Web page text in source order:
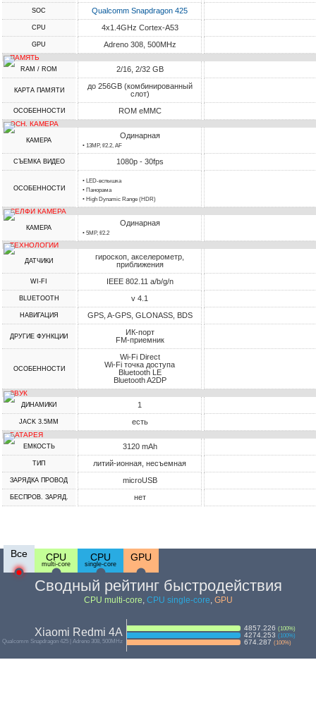
SOC Qualcomm Snapdragon 425
CPU 4x1.4GHz Cortex-A53
GPU Adreno 308, 500MHz
ПАМЯТЬ
RAM / ROM 2/16, 2/32 GB
КАРТА ПАМЯТИ
до 256GB (комбинированный
слот)
ОСОБЕННОСТИ ROM eMMC
ОСН. КАМЕРА
КАМЕРА
Одинарная
• 13MP, f/2.2, AF
СЪЕМКА ВИДЕО 1080p - 30fps
ОСОБЕННОСТИ
• LED-вспышка
• Панорама
• High Dynamic Range (HDR)
СЕЛФИ КАМЕРА
КАМЕРА
Одинарная
• 5MP, f/2.2
ТЕХНОЛОГИИ
ДАТЧИКИ
гироскоп, акселерометр,
приближения
WI-FI IEEE 802.11 a/b/g/n
BLUETOOTH v 4.1
НАВИГАЦИЯ GPS, A-GPS, GLONASS, BDS
ДРУГИЕ ФУНКЦИИ
ИК-порт
FM-приемник
ОСОБЕННОСТИ
Wi-Fi Direct
Wi-Fi точка доступа
Bluetooth LE
Bluetooth A2DP
ЗВУК
ДИНАМИКИ 1
JACK 3.5MM есть
БАТАРЕЯ
ЕМКОСТЬ 3120 mAh
ТИП литий-ионная, несъемная
ЗАРЯДКА ПРОВОД microUSB
БЕСПРОВ. ЗАРЯД. нет
Все CPU
multi-core
CPU
single-core
GPU
Сводный рейтинг быстродействия
CPU multi-core, CPU single-core, GPU
Xiaomi Redmi 4A
Qualcomm Snapdragon 425 | Adreno 308, 500MHz
4857.226 (100%)
4274.253 (100%)
674.287 (100%)